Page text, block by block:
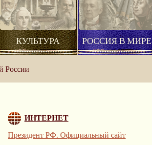
КУЛЬТУРА РОССИЯ В МИРЕ
России
ИНТЕРНЕТ
Президент РФ. Официальный сайт